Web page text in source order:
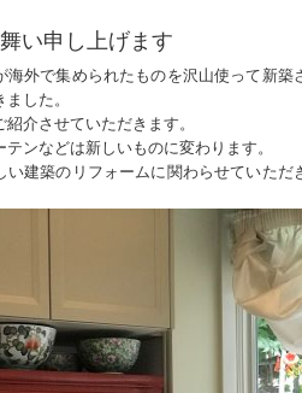
い申し上げます
海外で集められたものを沢山使って新築
した。
紹介させていただきます。
テンなどは新しいものに変わります。
い建築のリフォームに関わらせていただ